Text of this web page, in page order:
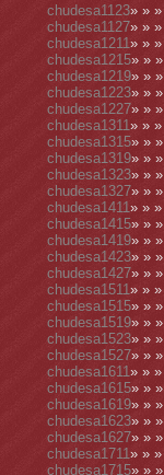
chudesa1123» » »
chudesa1127» » »
chudesa1211» » »
chudesa1215» » »
chudesa1219» » »
chudesa1223» » »
chudesa1227» » »
chudesa1311» » »
chudesa1315» » »
chudesa1319» » »
chudesa1323» » »
chudesa1327» » »
chudesa1411» » »
chudesa1415» » »
chudesa1419» » »
chudesa1423» » »
chudesa1427» » »
chudesa1511» » »
chudesa1515» » »
chudesa1519» » »
chudesa1523» » »
chudesa1527» » »
chudesa1611» » »
chudesa1615» » »
chudesa1619» » »
chudesa1623» » »
chudesa1627» » »
chudesa1711» » »
chudesa1715» » »